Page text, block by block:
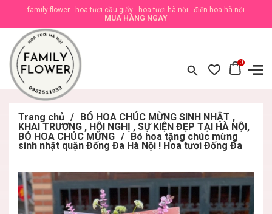
family flower - hoa tươi cầu giấy - hoa tươi hà nội - điện hoa hà nội
MUA HÀNG NGAY
0
Trang chủ / BÓ HOA CHÚC MỪNG SINH NHẬT ,
KHAI TRƯƠNG , HỘI NGHỊ , SỰ KIỆN ĐẸP TẠI HÀ NỘI,
BÓ HOA CHÚC MỪNG / Bó hoa tặng chúc mừng
sinh nhật quận Đống Đa Hà Nội ! Hoa tươi Đống Đa